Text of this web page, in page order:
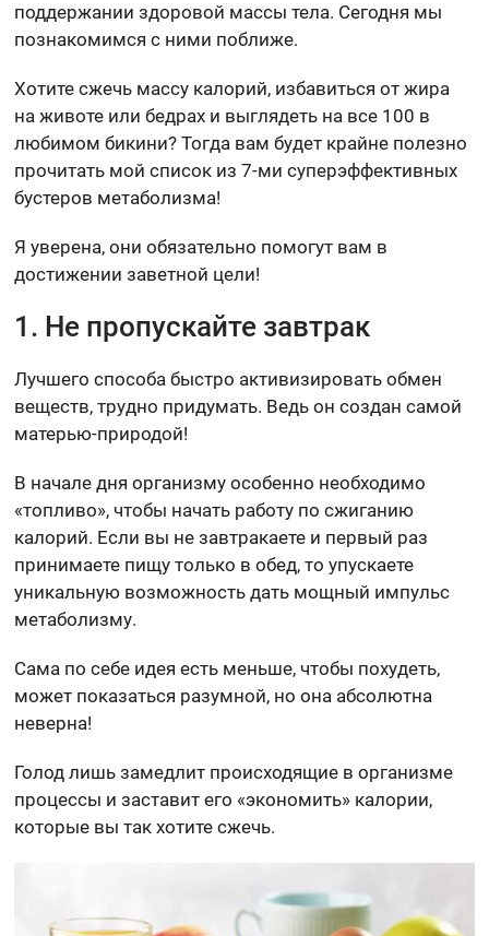
поддержании здоровой массы тела. Сегодня мы
познакомимся с ними поближе.
Хотите сжечь массу калорий, избавиться от жира
на животе или бедрах и выглядеть на все 100 в
любимом бикини? Тогда вам будет крайне полезно
прочитать мой список из 7-ми суперэффективных
бустеров метаболизма!
Я уверена, они обязательно помогут вам в
достижении заветной цели!
1. Не пропускайте завтрак
Лучшего способа быстро активизировать обмен
веществ, трудно придумать. Ведь он создан самой
матерью-природой!
В начале дня организму особенно необходимо
«топливо», чтобы начать работу по сжиганию
калорий. Если вы не завтракаете и первый раз
принимаете пищу только в обед, то упускаете
уникальную возможность дать мощный импульс
метаболизму.
Сама по себе идея есть меньше, чтобы похудеть,
может показаться разумной, но она абсолютна
неверна!
Голод лишь замедлит происходящие в организме
процессы и заставит его «экономить» калории,
которые вы так хотите сжечь.